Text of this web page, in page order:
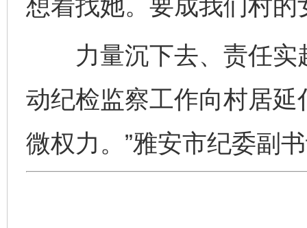
想着找她。要成我们村的
力量沉下去、责任实
动纪检监察工作向村居
微权力。”雅安市纪委副